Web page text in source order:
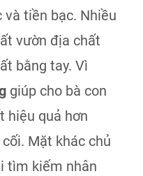
tiền bạc. Nhiều
vườn địa chất
bằng tay. Vì
giúp cho bà con
hiệu quả hơn
Mặt khác chủ
tìm kiếm nhân